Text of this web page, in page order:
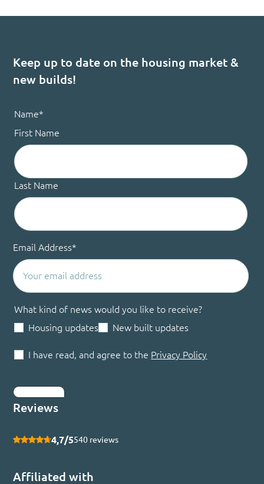
Keep up to date on the housing market &
new builds!
Name*
First Name
Last Name
Email Address*
What kind of news would you like to receive?
Housing updates
New built updates
I have read, and agree to the Privacy Policy
Reviews
4,7/5540 reviews
Affiliated with